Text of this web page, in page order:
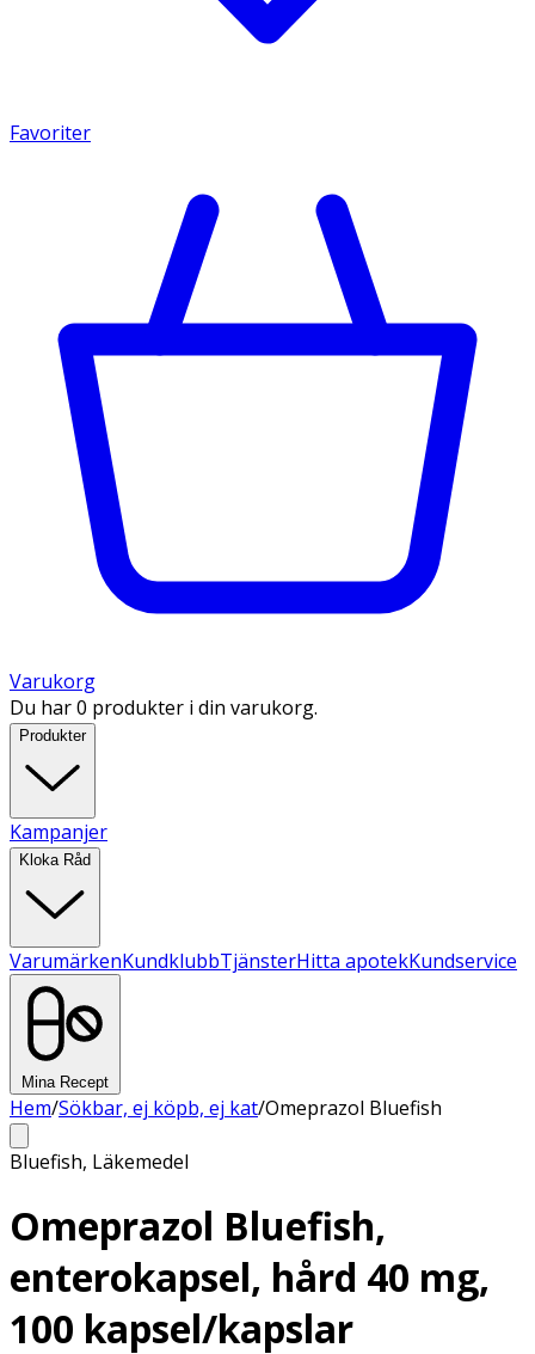
Favoriter
Varukorg
Du har 0 produkter i din varukorg.
Produkter
Kampanjer
Kloka Råd
VarumärkenKundklubbTjänsterHitta apotekKundservice
Mina Recept
Hem/Sökbar, ej köpb, ej kat/Omeprazol Bluefish
Bluefish, Läkemedel
Omeprazol Bluefish,
enterokapsel, hård 40 mg,
100 kapsel/kapslar